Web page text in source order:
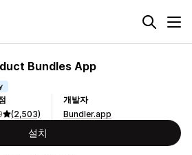
Bundles App
(2,503)
개발자
Bundler.app
설치